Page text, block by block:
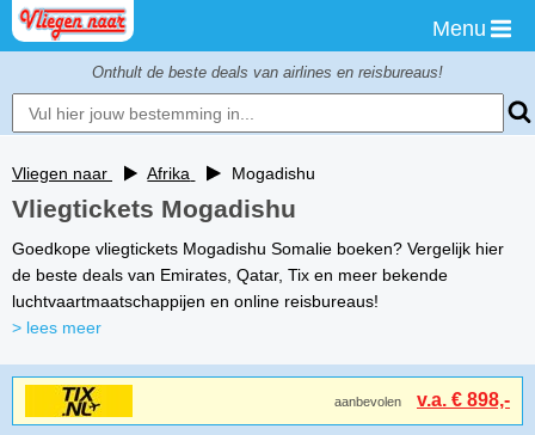
Menu
Onthult de beste deals van airlines en reisbureaus!
Vliegen naar Afrika Mogadishu
Vliegtickets Mogadishu
Goedkope vliegtickets Mogadishu Somalie boeken? Vergelijk hier
de beste deals van Emirates, Qatar, Tix en meer bekende
luchtvaartmaatschappijen en online reisbureaus!
> lees meer
aanbevolen v.a. € 898,-